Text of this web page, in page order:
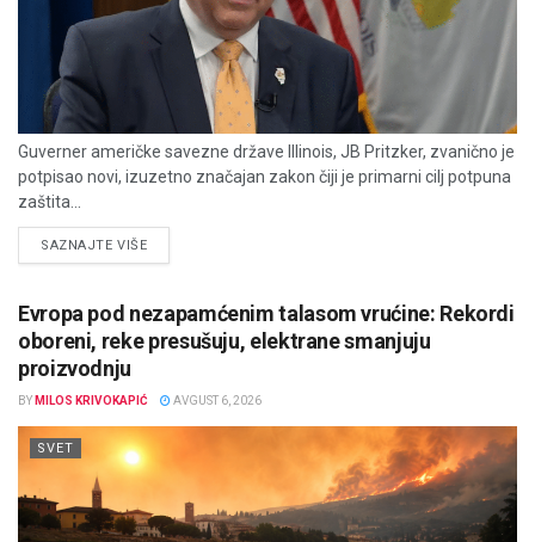
Guverner američke savezne države Illinois, JB Pritzker, zvanično je
potpisao novi, izuzetno značajan zakon čiji je primarni cilj potpuna
zaštita...
SAZNAJTE VIŠEDETAILS
Evropa pod nezapamćenim talasom vrućine: Rekordi
oboreni, reke presušuju, elektrane smanjuju
proizvodnju
BY MILOS KRIVOKAPIĆ AVGUST 6, 2026
SVET